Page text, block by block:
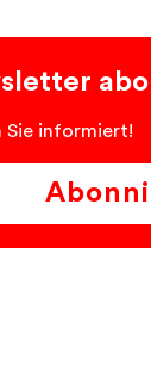
Sie informiert!